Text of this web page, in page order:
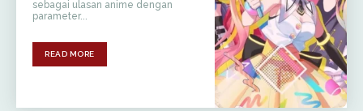
sebagai ulasan anime dengan
parameter...
READ MORE